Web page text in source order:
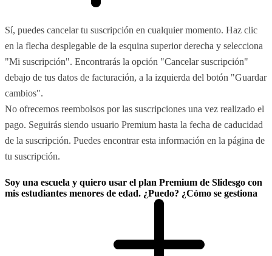
Sí, puedes cancelar tu suscripción en cualquier momento. Haz clic
en la flecha desplegable de la esquina superior derecha y selecciona
"Mi suscripción". Encontrarás la opción "Cancelar suscripción"
debajo de tus datos de facturación, a la izquierda del botón "Guardar
cambios".
No ofrecemos reembolsos por las suscripciones una vez realizado el
pago. Seguirás siendo usuario Premium hasta la fecha de caducidad
de la suscripción. Puedes encontrar esta información en la página de
tu suscripción.
Soy una escuela y quiero usar el plan Premium de Slidesgo con
mis estudiantes menores de edad. ¿Puedo? ¿Cómo se gestiona